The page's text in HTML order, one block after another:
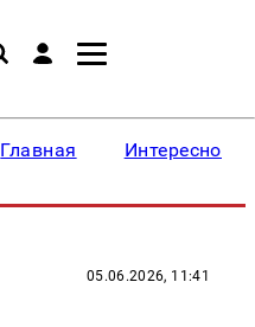
Главная Интересное
05.06.2026, 11:41